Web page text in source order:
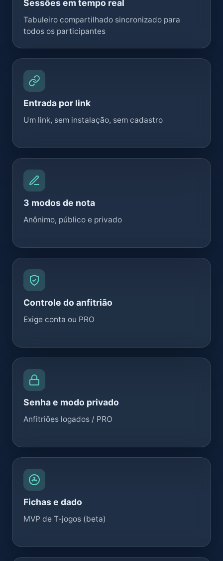
Sessões em tempo real
Tabuleiro compartilhado sincronizado para
todos os participantes
Entrada por link
Um link, sem instalação, sem cadastro
3 modos de nota
Anônimo, público e privado
Controle do anfitrião
Exige conta ou PRO
Senha e modo privado
Anfitriões logados / PRO
Fichas e dado
MVP de T-jogos (beta)